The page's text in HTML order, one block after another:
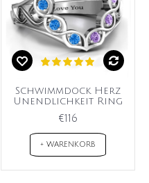
Schwimmdock Herz
Unendlichkeit Ring
€116
+ WARENKORB